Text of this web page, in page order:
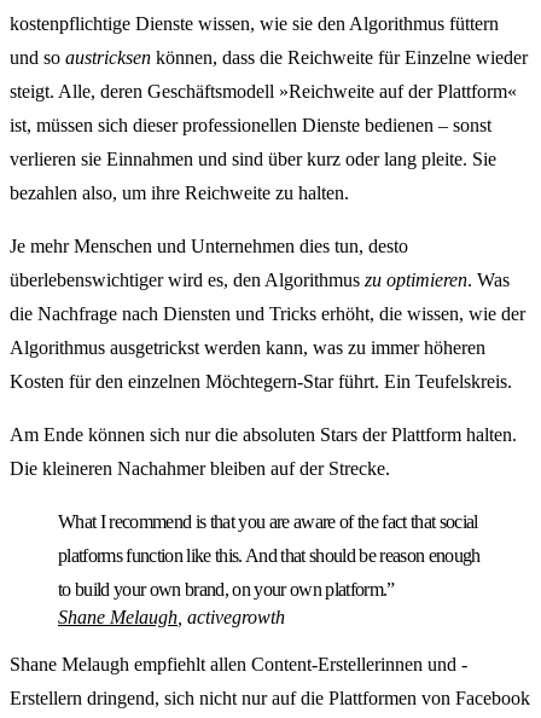
kostenpflichtige Dienste wissen, wie sie den Algorithmus füttern
und so austricksen können, dass die Reichweite für Einzelne wieder
steigt. Alle, deren Geschäftsmodell »Reichweite auf der Plattform«
ist, müssen sich dieser professionellen Dienste bedienen – sonst
verlieren sie Einnahmen und sind über kurz oder lang pleite. Sie
bezahlen also, um ihre Reichweite zu halten.
Je mehr Menschen und Unternehmen dies tun, desto
überlebenswichtiger wird es, den Algorithmus zu optimieren. Was
die Nachfrage nach Diensten und Tricks erhöht, die wissen, wie der
Algorithmus ausgetrickst werden kann, was zu immer höheren
Kosten für den einzelnen Möchtegern-Star führt. Ein Teufelskreis.
Am Ende können sich nur die absoluten Stars der Plattform halten.
Die kleineren Nachahmer bleiben auf der Strecke.
What I recommend is that you are aware of the fact that social
platforms function like this. And that should be reason enough
to build your own brand, on your own platform.”
Shane Melaugh , activegrowth
Shane Melaugh empfiehlt allen Content-Erstellerinnen und -
Erstellern dringend, sich nicht nur auf die Plattformen von Facebook